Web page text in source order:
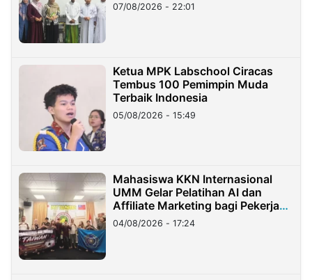
07/08/2026 - 22:01
Ketua MPK Labschool Ciracas
Tembus 100 Pemimpin Muda
Terbaik Indonesia
05/08/2026 - 15:49
Mahasiswa KKN Internasional
UMM Gelar Pelatihan AI dan
Affiliate Marketing bagi Pekerja
Migran Indonesia di Taiwan
04/08/2026 - 17:24